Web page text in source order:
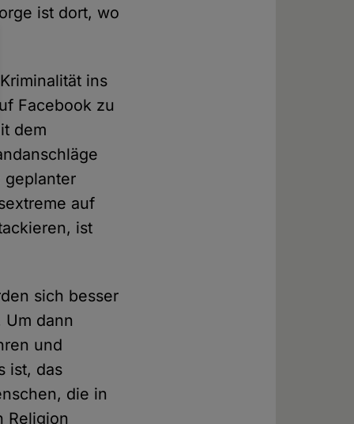
ist dort, wo
ins
Facebook zu
dem
geplanter
auf
ist
sich besser
dann
und
ist, das
die in
Religion